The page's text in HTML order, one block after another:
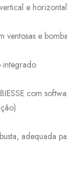
e horizontal
ventosas e
integrado
com
adequada